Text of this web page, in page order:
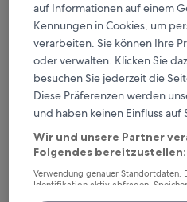
10,
Wunderbar,
(1.222
Bewertungen)
The Mozart Prague by Accor
auf Informationen auf einem
Kennungen in Cookies, um
verarbeiten. Sie können Ihre
oder verwalten. Klicken Sie
besuchen Sie jederzeit die
Diese Präferenzen werden
und haben keinen Einfluss auf
Wir und unsere Partner
Folgendes bereitzustellen:
Verwendung genauer Standortdaten.
Identifikation aktiv abfragen.